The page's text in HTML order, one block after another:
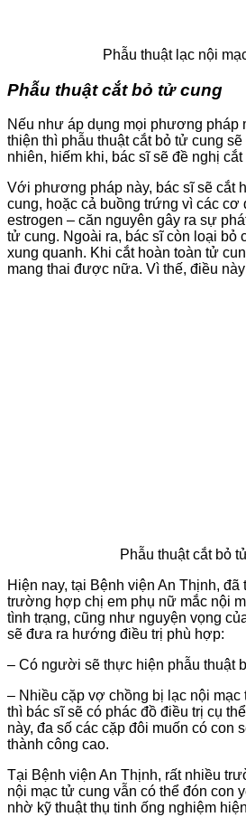
Phẫu thuật lạc nội
Phẫu thuật cắt bỏ tử cung
Nếu như áp dụng mọi phương pháp
thiện thì phẫu thuật cắt bỏ tử cung
nhiên, hiếm khi, bác sĩ sẽ đề nghị
Với phương pháp này, bác sĩ sẽ cắt
cung, hoặc cả buồng trứng vì các cơ
estrogen – căn nguyên gây ra sự
tử cung. Ngoài ra, bác sĩ còn loại bỏ
xung quanh. Khi cắt hoàn toàn tử
mang thai được nữa. Vì thế, điều
Phẫu thuật cắt bỏ
Hiện nay, tại Bệnh viện An Thịnh, đã
trường hợp chị em phụ nữ mắc nội
tình trạng, cũng như nguyện vọng
sẽ đưa ra hướng điều trị phù hợp:
– Có người sẽ thực hiện phẫu thuật
– Nhiều cặp vợ chồng bị lạc nội mạc
thì bác sĩ sẽ có phác đồ điều trị cụ
này, đa số các cặp đôi muốn có con
thành công cao.
Tại Bệnh viện An Thịnh, rất nhiều
nội mạc tử cung vẫn có thể đón con
nhờ kỹ thuật thụ tinh ống nghiệm